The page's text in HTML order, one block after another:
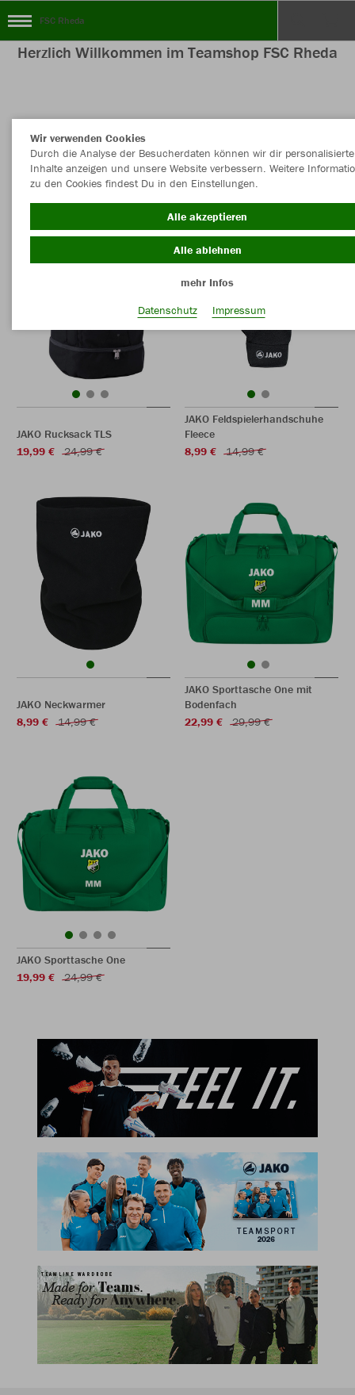
FSC Rheda
Herzlich Willkommen im Teamshop FSC Rheda
JAKO Rucksack TLS
19,99 €
24,99 €
JAKO Feldspielerhandschuhe
Fleece
8,99 €
14,99 €
JAKO Neckwarmer
8,99 €
14,99 €
JAKO Sporttasche One mit
Bodenfach
22,99 €
29,99 €
JAKO Sporttasche One
19,99 €
24,99 €
Wir verwenden Cookies
Durch die Analyse der Besucherdaten können wir dir personalisierte
Inhalte anzeigen und unsere Website verbessern. Weitere
zu den Cookies findest Du in den Einstellungen.
Alle akzeptieren
Alle ablehnen
mehr Infos
Datenschutz
Impressum